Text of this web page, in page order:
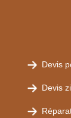
Devis
Devis